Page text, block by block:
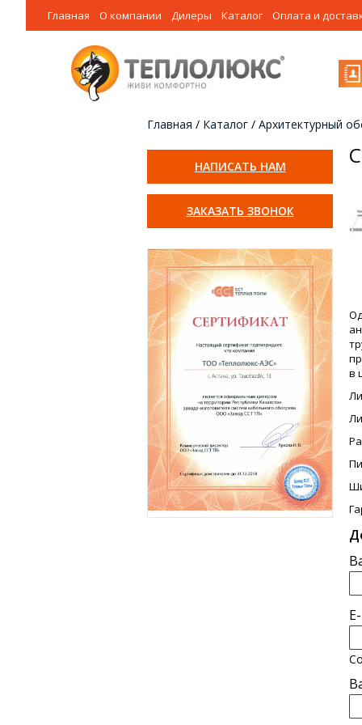
Главная О компании Дилеры Каталог Оплата и
НАПИСАТЬ НАМ
ЗАКАЗАТЬ ЗВОНОК
Главная / Каталог / Архитектурный
в